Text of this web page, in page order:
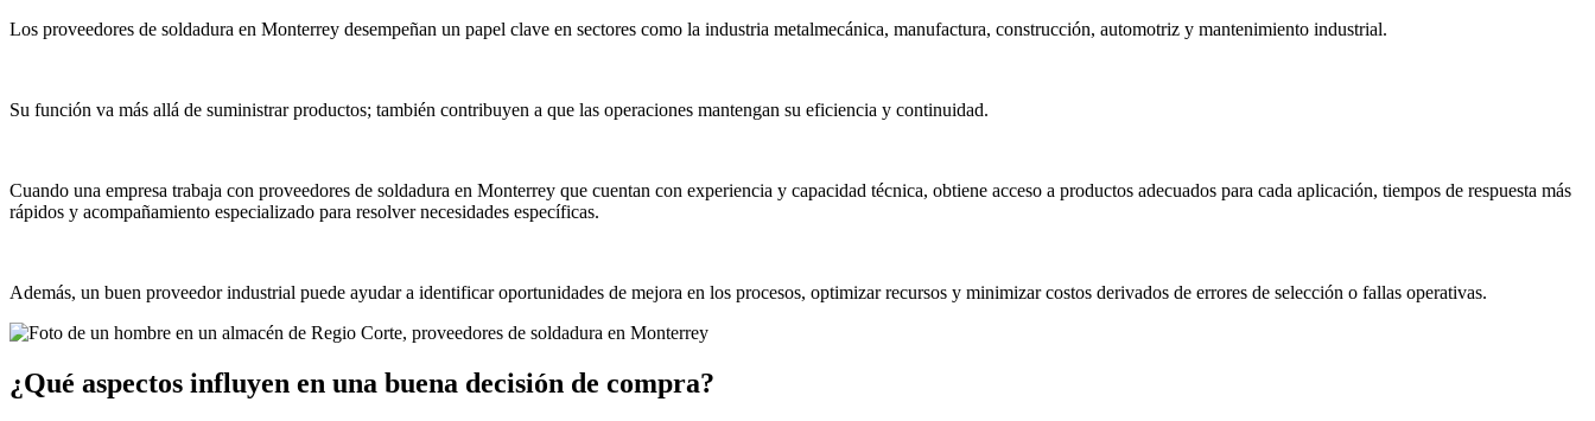
Los proveedores de soldadura en Monterrey desempeñan un papel clave en sectores como la industria metalmecánica, manufactura, construcción, automotriz y mantenimiento industrial.
Su función va más allá de suministrar productos; también contribuyen a que las operaciones mantengan su eficiencia y continuidad.
Cuando una empresa trabaja con proveedores de soldadura en Monterrey que cuentan con experiencia y capacidad técnica, obtiene acceso a productos adecuados para cada aplicación, tiempos de respuesta más
rápidos y acompañamiento especializado para resolver necesidades específicas.
Además, un buen proveedor industrial puede ayudar a identificar oportunidades de mejora en los procesos, optimizar recursos y minimizar costos derivados de errores de selección o fallas operativas.
¿Qué aspectos influyen en una buena decisión de compra?